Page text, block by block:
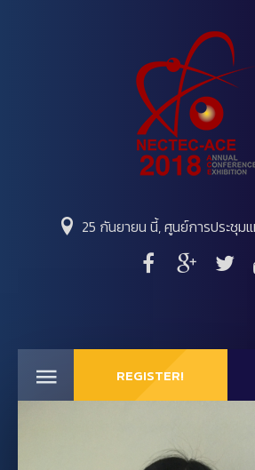
25 กันยายน นี้, ศูนย์การประชุ
REGISTER!